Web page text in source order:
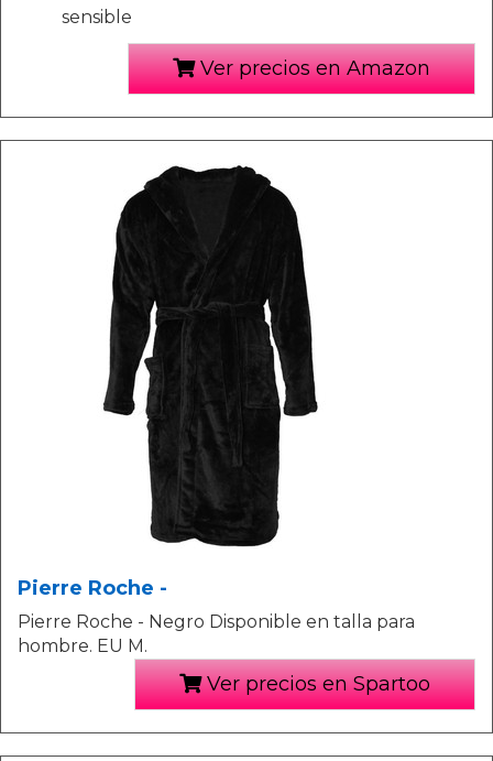
sensible
Ver precios en Amazon
Pierre Roche -
Pierre Roche - Negro Disponible en talla para
hombre. EU M.
Ver precios en Spartoo